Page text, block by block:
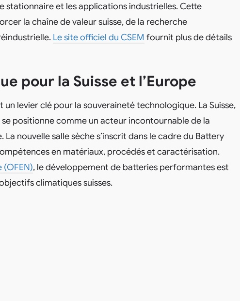
stationnaire et les applications industrielles. Cette
la chaîne de valeur suisse, de la recherche
Le site officiel du CSEM fournit plus de détails
pour la Suisse et l’Europe
un levier clé pour la souveraineté technologique. La Suisse,
positionne comme un acteur incontournable de la
La nouvelle salle sèche s’inscrit dans le cadre du Battery
en matériaux, procédés et caractérisation.
(OFEN), le développement de batteries performantes est
climatiques suisses.